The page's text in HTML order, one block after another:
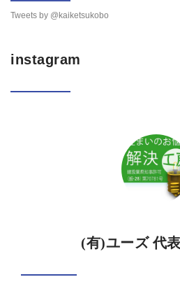
Tweets by @kaiketsukobo
instagram
(有)ユーズ 代